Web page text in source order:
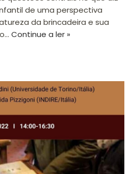
de uma perspectiva
da brincadeira e sua
Continue a ler »